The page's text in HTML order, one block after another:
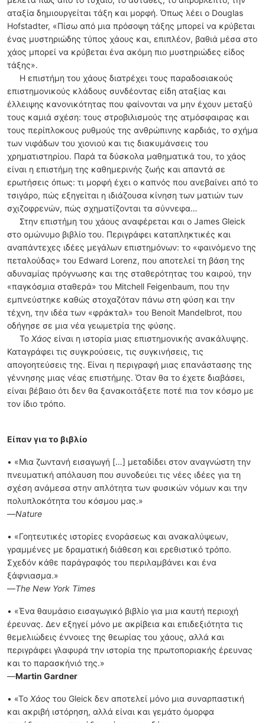
αταξία δημιουργείται τάξη και μορφή. Όπως λέει ο Douglas
Hofstadter, «Πίσω από μια πρόσοψη τάξης μπορεί να κρύβεται
ένας μυστηριώδης τύπος χάους και, επιπλέον, βαθιά μέσα στο
χάος μπορεί να κρύβεται ένα ακόμη πιο μυστηριώδες είδος
τάξης».
Η επιστήμη του χάους διατρέχει τους παραδοσιακούς
επιστημονικούς κλάδους συνδέοντας είδη αταξίας και
έλλειψης κανονικότητας που φαίνονται να μην έχουν μεταξύ
τους καμιά σχέση: τους στροβιλισμούς της ατμόσφαιρας και
τους περίπλοκους ρυθμούς της ανθρώπινης καρδιάς, το σχήμα
των νιφάδων του χιονιού και τις διακυμάνσεις του
χρηματιστηρίου. Παρά τα δύσκολα μαθηματικά του, το χάος
είναι η επιστήμη της καθημερινής ζωής και απαντά σε
ερωτήσεις όπως: τι μορφή έχει ο καπνός που ανεβαίνει από το
τσιγάρο, πώς εξηγείται η ιδιάζουσα κίνηση των ματιών των
σχιζοφρενών, πώς σχηματίζονται τα σύννεφα…
Στην επιστήμη του χάους αναφέρεται και ο James Gleick
στο ομώνυμο βιβλίο του. Περιγράφει καταπληκτικές και
αναπάντεχες ιδέες μεγάλων επιστημόνων: το «φαινόμενο της
πεταλούδας» του Edward Lorenz, που αποτελεί τη βάση της
αδυναμίας πρόγνωσης και της σταθερότητας του καιρού, την
«παγκόσμια σταθερά» του Mitchell Feigenbaum, που την
εμπνεύστηκε καθώς στοχαζόταν πάνω στη φύση και την
τέχνη, την ιδέα των «φράκταλ» του Benoit Mandelbrot, που
οδήγησε σε μια νέα γεωμετρία της φύσης.
Το Χάος είναι η ιστορία μιας επιστημονικής ανακάλυψης.
Καταγράφει τις συγκρούσεις, τις συγκινήσεις, τις
απογοητεύσεις της. Είναι η περιγραφή μιας επανάστασης της
γέννησης μιας νέας επιστήμης. Όταν θα το έχετε διαβάσει,
είναι βέβαιο ότι δεν θα ξανακοιτάξετε ποτέ πια τον κόσμο με
τον ίδιο τρόπο.
Είπαν για το βιβλίο
• «Μια ζωντανή εισαγωγή […] μεταδίδει στον αναγνώστη την
πνευματική απόλαυση που συνοδεύει τις νέες ιδέες για τη
σχέση ανάμεσα στην απλότητα των φυσικών νόμων και την
πολυπλοκότητα του κόσμου μας.»
—Nature
• «Γοητευτικές ιστορίες ενοράσεως και ανακαλύψεων,
γραμμένες με δραματική διάθεση και ερεθιστικό τρόπο.
Σχεδόν κάθε παράγραφός του περιλαμβάνει και ένα
ξάφνιασμα.»
—The New York Times
• «Ένα θαυμάσιο εισαγωγικό βιβλίο για μια καυτή περιοχή
έρευνας. Δεν εξηγεί μόνο με ακρίβεια και επιδεξιότητα τις
θεμελιώδεις έννοιες της θεωρίας του χάους, αλλά και
περιγράφει γλαφυρά την ιστορία της πρωτοποριακής έρευνας
και το παρασκήνιό της.»
—Martin Gardner
• «Το Χάος του Gleick δεν αποτελεί μόνο μια συναρπαστική
και ακριβή ιστόρηση, αλλά είναι και γεμάτο όμορφα